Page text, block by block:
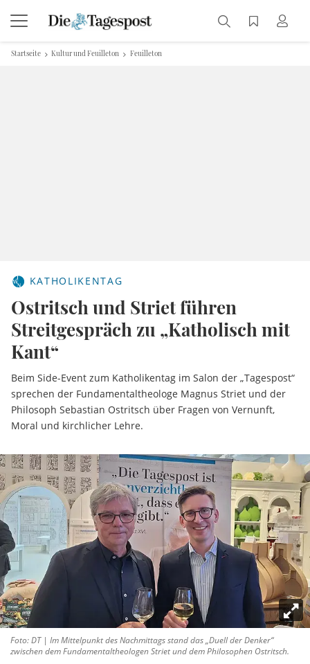
Startseite Kultur und Feuilleton Feuilleton
KATHOLIKENTAG
Ostritsch und Striet führen
Streitgespräch zu „Katholisch mit
Kant“
Beim Side-Event zum Katholikentag im Salon der „Tagespost“
sprechen der Fundamentaltheologe Magnus Striet und der
Philosoph Sebastian Ostritsch über Fragen von Vernunft,
Moral und kirchlicher Lehre.
Foto: DT | Im Mittelpunkt des Nachmittags stand das „Duell der Denker“
zwischen dem Fundamentaltheologen Striet und dem Philosophen Ostritsch.